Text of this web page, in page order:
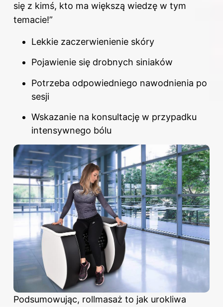
się z kimś, kto ma większą wiedzę w tym
temacie!”
Lekkie zaczerwienienie skóry
Pojawienie się drobnych siniaków
Potrzeba odpowiedniego nawodnienia po
sesji
Wskazanie na konsultację w przypadku
intensywnego bólu
Podsumowując, rollmasaż to jak urokliwa